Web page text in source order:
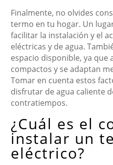
Finalmente, no olvides
termo en tu hogar. Un
facilitar la instalación y el
eléctricas y de agua.
espacio disponible, ya que
compactos y se adaptan
Tomar en cuenta estos
disfrutar de agua caliente
contratiempos.
¿Cuál es el
instalar un
eléctrico?